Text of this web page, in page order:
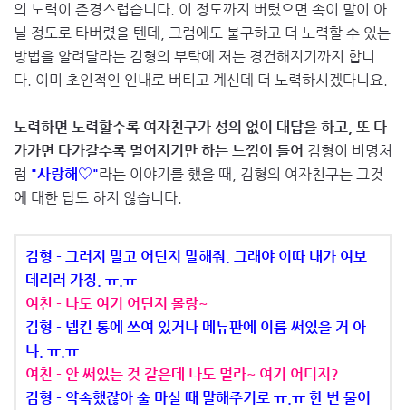
의 노력이 존경스럽습니다. 이 정도까지 버텼으면 속이 말이 아
닐 정도로 타버렸을 텐데, 그럼에도 불구하고 더 노력할 수 있는
방법을 알려달라는 김형의 부탁에 저는 경건해지기까지 합니
다. 이미 초인적인 인내로 버티고 계신데 더 노력하시겠다니요.
노력하면 노력할수록 여자친구가 성의 없이 대답을 하고, 또 다
가가면 다가갈수록 멀어지기만 하는 느낌이 들어 김형이 비명처
럼 "사랑해♡"라는 이야기를 했을 때, 김형의 여자친구는 그것
에 대한 답도 하지 않습니다.
김형 - 그러지 말고 어딘지 말해줘. 그래야 이따 내가 여보
데리러 가징. ㅠ.ㅠ
여친 - 나도 여기 어딘지 몰랑~
김형 - 넵킨 통에 쓰여 있거나 메뉴판에 이름 써있을 거 아
냐. ㅠ.ㅠ
여친 - 안 써있는 것 같은데 나도 멀라~ 여기 어디지?
김형 - 약속했잖아 술 마실 때 말해주기로 ㅠ.ㅠ 한 번 물어